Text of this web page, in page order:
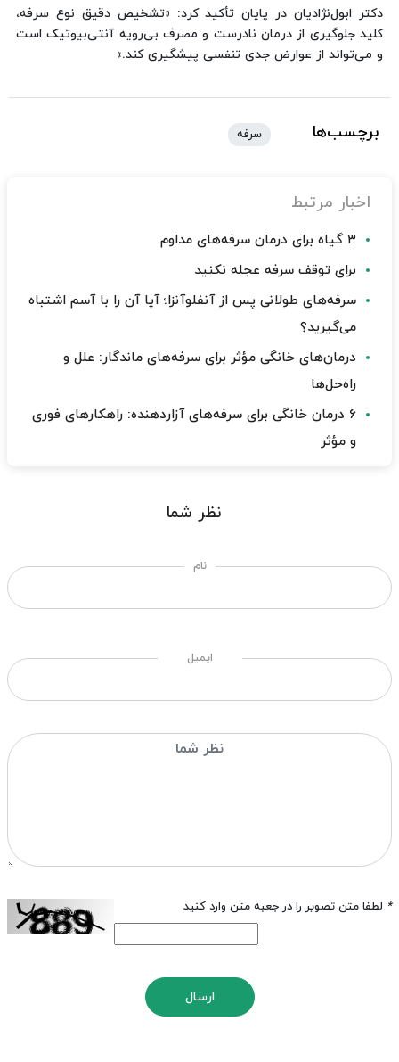
دکتر ابول‌نژادیان در پایان تأکید کرد: «تشخیص دقیق نوع سرفه،
کلید جلوگیری از درمان نادرست و مصرف بی‌رویه آنتی‌بیوتیک است
و می‌تواند از عوارض جدی تنفسی پیشگیری کند.»
برچسب‌ها سرفه
اخبار مرتبط
۳ گیاه برای درمان سرفه‌های مداوم
برای توقف سرفه عجله نکنید
سرفه‌های طولانی پس از آنفلوآنزا؛ آیا آن را با آسم اشتباه
می‌گیرید؟
درمان‌های خانگی مؤثر برای سرفه‌های ماندگار: علل و
راه‌حل‌ها
۶ درمان خانگی برای سرفه‌های آزاردهنده: راهکارهای فوری
و مؤثر
نظر شما
نام
ایمیل
* لطفا متن تصویر را در جعبه متن وارد کنید
ارسال